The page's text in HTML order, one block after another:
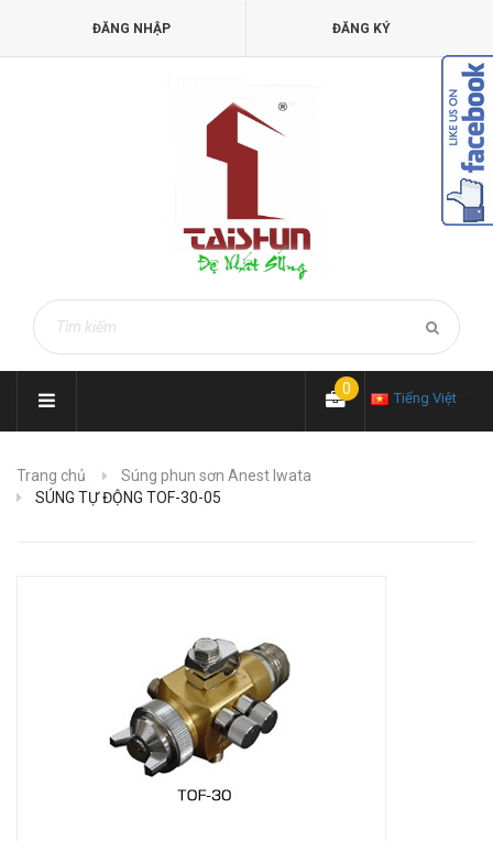
ĐĂNG NHẬP ĐĂNG KÝ
Tiếng Việt
0
Trang chủ
Súng phun sơn Anest Iwata
SÚNG TỰ ĐỘNG TOF-30-05